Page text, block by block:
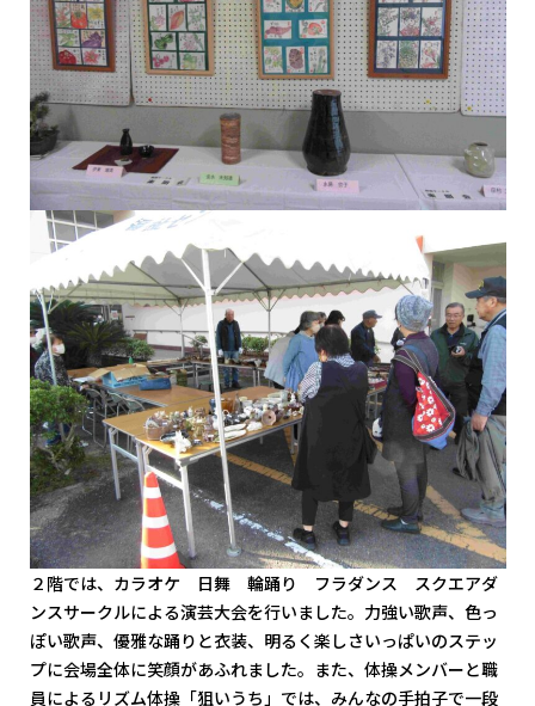
２階では、カラオケ 日舞 輪踊り フラダンス スクエアダ
ンスサークルによる演芸大会を行いました。力強い歌声、色っ
ぽい歌声、優雅な踊りと衣装、明るく楽しさいっぱいのステッ
プに会場全体に笑顔があふれました。また、体操メンバーと職
員によるリズム体操「狙いうち」では、みんなの手拍子で一段